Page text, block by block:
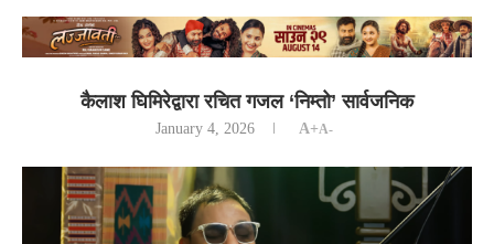
कैलाश घिमिरेद्वारा रचित गजल ‘निम्तो’ सार्वजनिक
January 4, 2026 A+A-